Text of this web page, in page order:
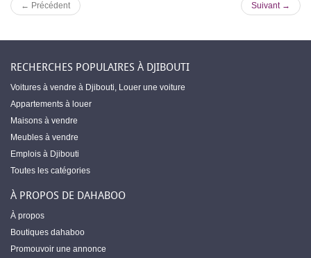
← Précédent Suivant →
RECHERCHES POPULAIRES À DJIBOUTI
Voitures à vendre à Djibouti, Louer une voiture
Appartements à louer
Maisons à vendre
Meubles à vendre
Emplois à Djibouti
Toutes les catégories
À PROPOS DE DAHABOO
À propos
Boutiques dahaboo
Promouvoir une annonce